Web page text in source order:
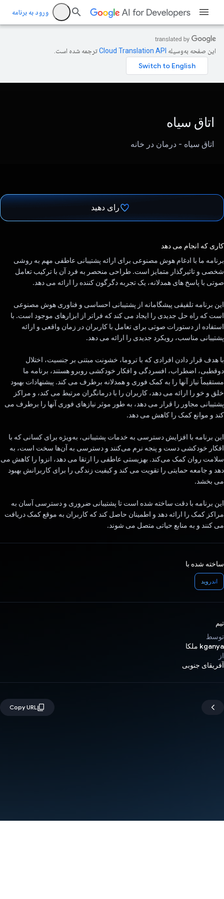
ورود به برنامه
این صفحه به‌وسیله ترجمه شده است.
اتاق سیاه
اتاق سیاه - درمان در خانه
رای دهید
کاری که انجام می دهد
برنامه ما با ادغام هوش مصنوعی برای ارائه پشتیبانی عاطفی مهم به روشی
شخصی و تاثیرگذار متمایز است. طراحی منحصر به فرد آن با ترکیب تعامل
صوتی با پاسخ های همدلانه، یک تجربه دگرگون کننده را ارائه می دهد.
این برنامه تلفیقی پیشگامانه از پشتیبانی احساسی و فناوری هوش مصنوعی
است که راه حل جدیدی را ایجاد می کند که فراتر از ابزارهای موجود است. با
استفاده از دستورات صوتی برای تعامل با کاربران در زمان واقعی و ارائه
پشتیبانی مناسب، رویکرد جدیدی را ارائه می دهد.
با هدف قرار دادن افرادی که با تروما، خشونت مبتنی بر جنسیت، اختلال
دوقطبی، اضطراب، افسردگی و افکار خودکشی روبرو هستند، برنامه ما
مستقیماً نیاز آنها را به کمک فوری و همدلانه برطرف می کند. پیشنهادات بهبود
خلق و خو را ارائه می دهد، کاربران را با درمانگران مرتبط می کند، و مراکز
پشتیبانی مجاور را قرار می دهد، به طور موثر نیازهای فوری آنها را برطرف می
کند و موانع کمک را کاهش می دهد.
این برنامه با افزایش دسترسی به خدمات پشتیبانی، به‌ویژه برای کسانی که با
افکار خودکشی دست و پنجه نرم می‌کنند و دسترسی به آن‌ها سخت است، به
سلامت روان کمک می‌کند. بهزیستی عاطفی را ارتقا می دهد، انزوا را کاهش می
دهد و جامعه حمایتی را تقویت می کند و کیفیت زندگی را برای کاربرانش بهبود
می بخشد.
این برنامه با دقت ساخته شده است تا پشتیبانی ضروری و دسترسی آسان به
مراکز کمک را ارائه دهد و اطمینان حاصل کند که کاربران به موقع کمک دریافت
می کنند و به منابع حیاتی متصل می شوند.
ساخته شده با
اندروید
تیم
توسط
kganya ملکا
از
آفریقای جنوبی